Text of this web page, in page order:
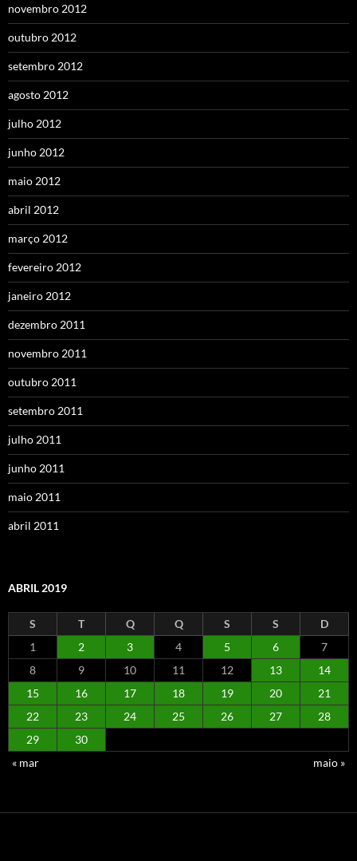
novembro 2012
outubro 2012
setembro 2012
agosto 2012
julho 2012
junho 2012
maio 2012
abril 2012
março 2012
fevereiro 2012
janeiro 2012
dezembro 2011
novembro 2011
outubro 2011
setembro 2011
julho 2011
junho 2011
maio 2011
abril 2011
ABRIL 2019
S T Q Q S S
D
1
2 3 4 5 6
7
8
9 10 11 12 13
14
15
16 17 18 19 20
21
22
23 24 25 26 27
28
29
30
« mar
maio »